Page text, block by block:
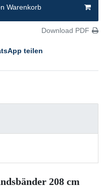
Warenkorb
Download PDF
teilen
208 cm